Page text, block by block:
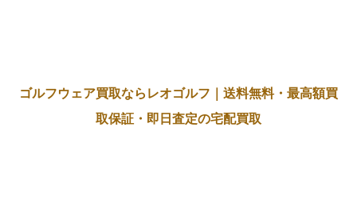
ゴルフウェア買取ならレオゴルフ｜送料無料・最高額買
取保証・即日査定の宅配買取